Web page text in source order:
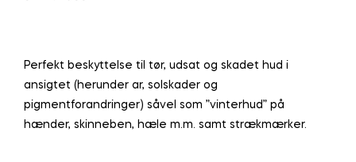
Perfekt beskyttelse til tør, udsat og skadet hud i
ansigtet (herunder ar, solskader og
pigmentforandringer) såvel som ”vinterhud” på
hænder, skinneben, hæle m.m. samt strækmærker.